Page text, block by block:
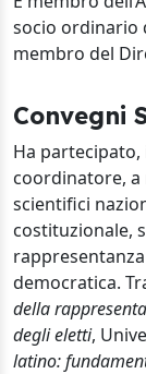
socio ordinario
membro del
Convegni
Ha
coordinatore,
scientifici
costituzionale,
democratica.
della
degli eletti,
latino: